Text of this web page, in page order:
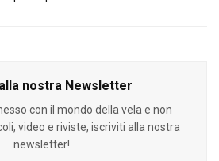
nostra Newsletter
con il mondo della vela e non
video e riviste, iscriviti alla nostra
newsletter!